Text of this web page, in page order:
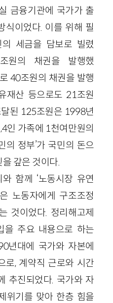
금융기관에 국가가 출
식이었다. 이를 위해 필
세금을 담보로 빌렸
원의 채권을 발행했
40조원의 채권을 발행
재산 등으로도 21조원
된 125조원은 1998년
인 가족에 1천여만원의
의 정부’가 국민의 돈으
갚은 것이다.
함께 ‘노동시장 유연
노동자에게 구조조정
것이었다. 정리해고제
을 주요 내용으로 하는
년대에 국가와 자본에
로, 계약직 근로와 시간
추진되었다. 국가와 자
위기를 맞아 한층 힘을